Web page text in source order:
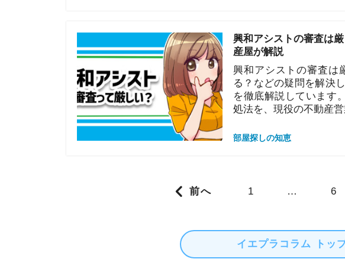
Posts navigation 1 … 6 7
イエプラコラム トップページへ